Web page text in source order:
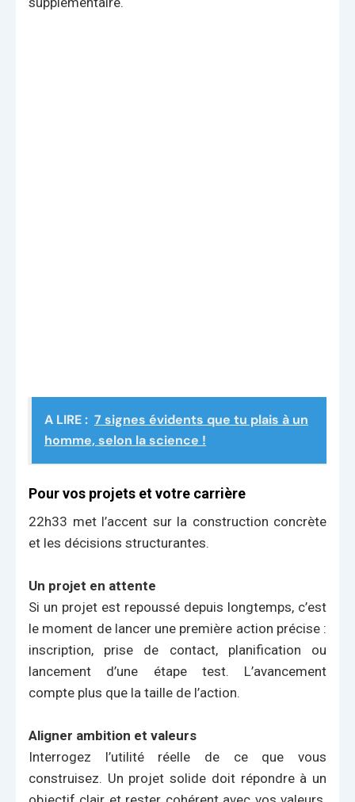
A LIRE : 7 signes évidents que tu plais à un
homme, selon la science !
Pour vos projets et votre carrière
22h33 met l’accent sur la construction concrète
et les décisions structurantes.
Un projet en attente
Si un projet est repoussé depuis longtemps, c’est
le moment de lancer une première action précise :
inscription, prise de contact, planification ou
lancement d’une étape test. L’avancement
compte plus que la taille de l’action.
Aligner ambition et valeurs
Interrogez l’utilité réelle de ce que vous
construisez. Un projet solide doit répondre à un